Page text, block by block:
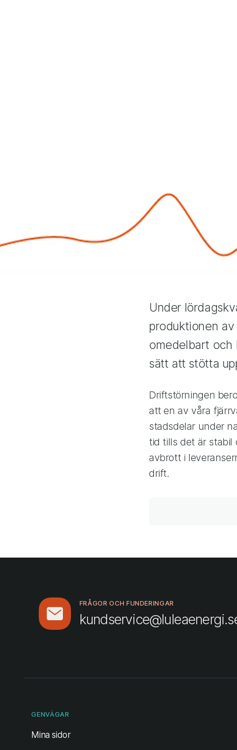
Under
produktionen
omedelbart och
sätt att stötta
Driftstörningen
att en av våra
stadsdelar under
tid tills det är stabil
avbrott i
drift.
FRÅGOR OCH FUNDERINGAR
GENVÄGAR
Mina sidor(öppnas i ny flik)